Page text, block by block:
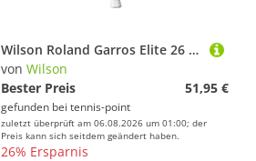
Wilson Roland Garros Elite 26 Tennisschläger für Kinder besaitet
von Wilson
Bester Preis
51,95 €
gefunden bei tennis-point
zuletzt überprüft am 06.08.2026 um 01:00; der
Preis kann sich seitdem geändert haben.
26% Ersparnis